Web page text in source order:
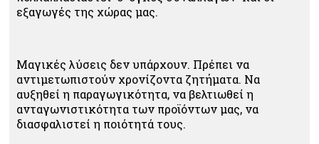
εξαγωγές της χώρας μας.
Μαγικές λύσεις δεν υπάρχουν. Πρέπει να
αντιμετωπιστούν χρονίζοντα ζητήματα. Να
αυξηθεί η παραγωγικότητα, να βελτιωθεί η
ανταγωνιστικότητα των προϊόντων μας, να
διασφαλιστεί η ποιότητά τους.